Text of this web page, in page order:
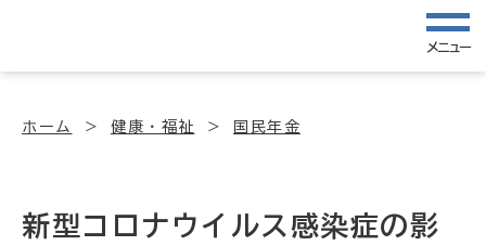
メニュー
ホーム 健康・福祉 国民年金
新型コロナウイルス感染症の影